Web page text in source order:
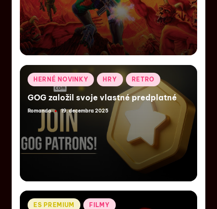
HERNÉ NOVINKY HRY RETRO
GOG založil svoje vlastné predplatné
Romando 19. decembra 2025
ES PREMIUM FILMY